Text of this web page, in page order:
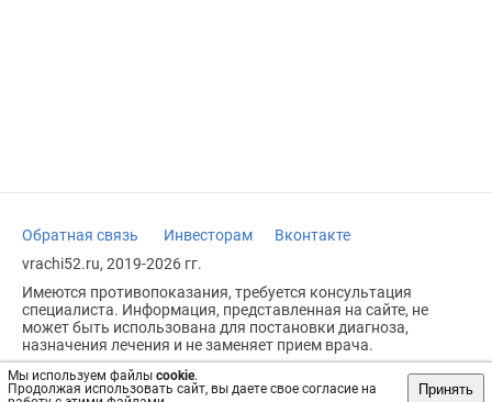
Мы используем файлы cookie.
Продолжая использовать сайт, вы даете свое согласие на
Принять
Обратная связь Инвесторам
Вконтакте
vrachi52.ru, 2019-2026 гг.
Имеются противопоказания, требуется консультация
специалиста. Информация, представленная на сайте, не
может быть использована для постановки диагноза,
назначения лечения и не заменяет прием врача.
Возрастное ограничение: 18+